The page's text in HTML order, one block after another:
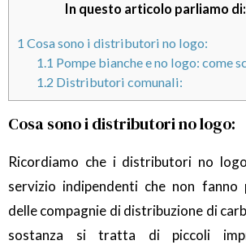
In questo articolo parliamo di:
1 Cosa sono i distributori no logo:
1.1 Pompe bianche e no logo: come
1.2 Distributori comunali:
Cosa sono i distributori no logo:
Ricordiamo che i distributori no
servizio indipendenti che non
delle compagnie di distribuzione di
sostanza si tratta di piccoli